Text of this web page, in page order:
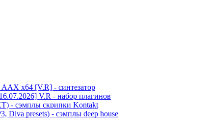
x64 [V.R] - синтезатор
V.R - набор плагинов
- сэмплы скрипки Kontakt
Diva presets) - сэмплы deep house